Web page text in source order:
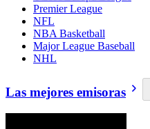
Premier League
NFL
NBA Basketball
Major League Baseball
NHL
Las mejores emisoras